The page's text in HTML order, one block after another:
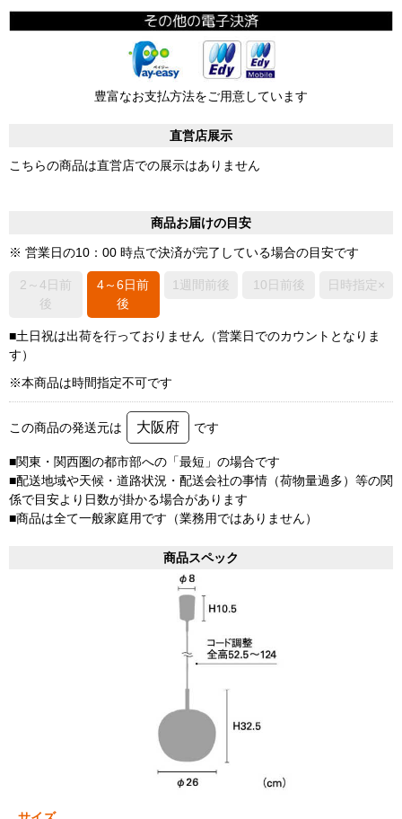
豊富なお支払方法をご用意しています
直営店展示
こちらの商品は直営店での展示はありません
商品お届けの目安
※ 営業日の10：00 時点で決済が完了している場合の目安です
2～4日前
後
4～6日前
後
1週間前後 10日前後 日時指定×
■土日祝は出荷を行っておりません（営業日でのカウントとなりま
す）
※本商品は時間指定不可です
この商品の発送元は 大阪府 です
■関東・関西圏の都市部への「最短」の場合です
■配送地域や天候・道路状況・配送会社の事情（荷物量過多）等の関
係で目安より日数が掛かる場合があります
■商品は全て一般家庭用です（業務用ではありません）
商品スペック